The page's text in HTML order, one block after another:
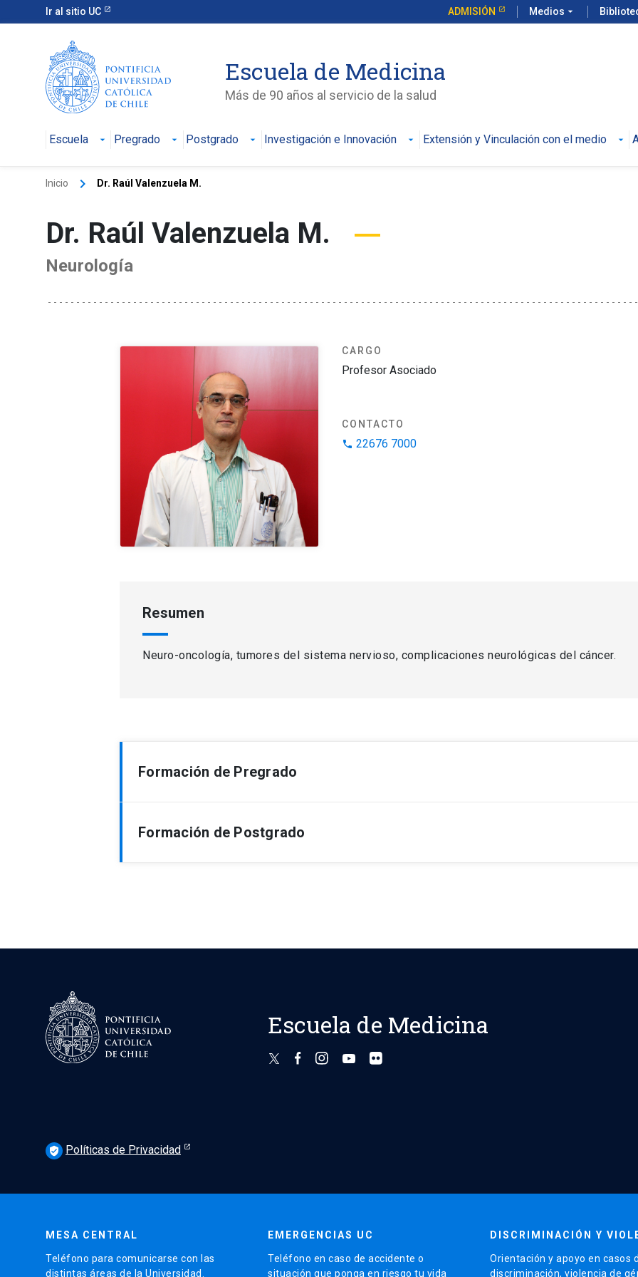
Ir al sitio UC ADMISIÓN Medios arrow_drop_down
Escuela de Medicina
Más de 90 años al servicio de la salud
Escuela Pregrado Postgrado Investigación e Innovación Extensión y Vinculación con el medio
Inicio keyboard_arrow_right Dr. Raúl Valenzuela M.
Dr. Raúl Valenzuela M.
Neurología
CARGO
Profesor Asociado
CONTACTO
phone 22676 7000
Resumen
Neuro-oncología, tumores del sistema nervioso, complicaciones neurológicas del cáncer.
Formación de Pregrado
Médico-cirujano de la Pontificia Universidad Católica de Chile
Formación de Postgrado
Escuela de Medicina
verified_user Políticas de Privacidad
MESA CENTRAL
Teléfono para comunicarse con las
distintas áreas de la Universidad.
EMERGENCIAS UC
Teléfono en caso de accidente o
situación que ponga en riesgo tu vida
DISCRIMINACIÓN Y
Orientación y apoyo en casos
discriminación, violencia de